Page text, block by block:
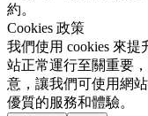
約。
Cookies 政策
我們使用 cookies 來提
站正常運行至關重要
意，讓我們可使用網
優質的服務和體驗。